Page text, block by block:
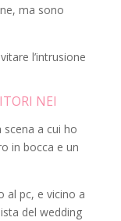
ma sono
l’intrusione
NEI
a cui ho
in bocca e un
al pc, e vicino a
del wedding